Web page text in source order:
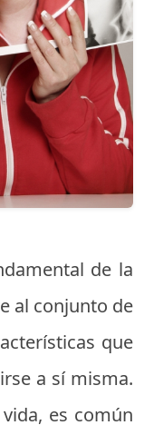
de la
al conjunto de
que
a sí misma.
es común